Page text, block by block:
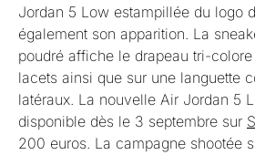
Jordan 5 Low estampillée du logo
également son apparition. La
poudré affiche le drapeau tri-
lacets ainsi que sur une languette
latéraux. La nouvelle Air Jordan 5
disponible dès le 3 septembre sur
200 euros. La campagne shootée